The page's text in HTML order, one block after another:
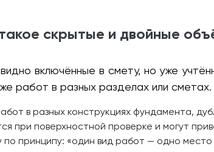
скрытые и двойные
включённые в смету, но уже
работ в разных разделах или сметах.
в разных конструкциях фундамента,
при поверхностной проверке и могут
по принципу: «один вид работ — одно место